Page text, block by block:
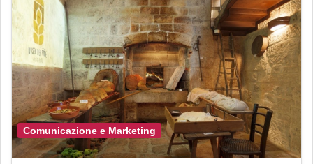
Comunicazione e Marketing